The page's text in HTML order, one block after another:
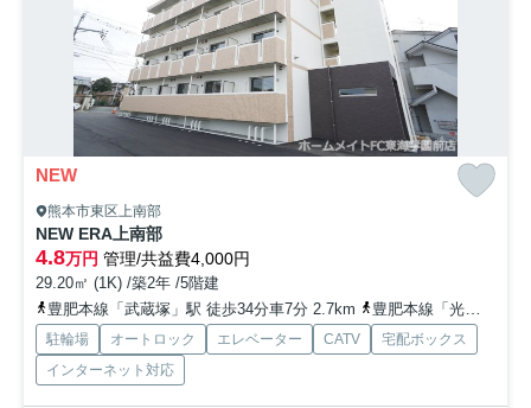
NEW
熊本市東区上南部
NEW ERA上南部
4.8万円 管理/共益費4,000円
29.20㎡ (1K) /築2年 /5階建
豊肥本線「武蔵塚」駅 徒歩34分車7分 2.7km
豊肥本線「光の森」駅 徒歩38分
駐輪場 オートロック エレベーター CATV
宅配ボックス
インターネット対応